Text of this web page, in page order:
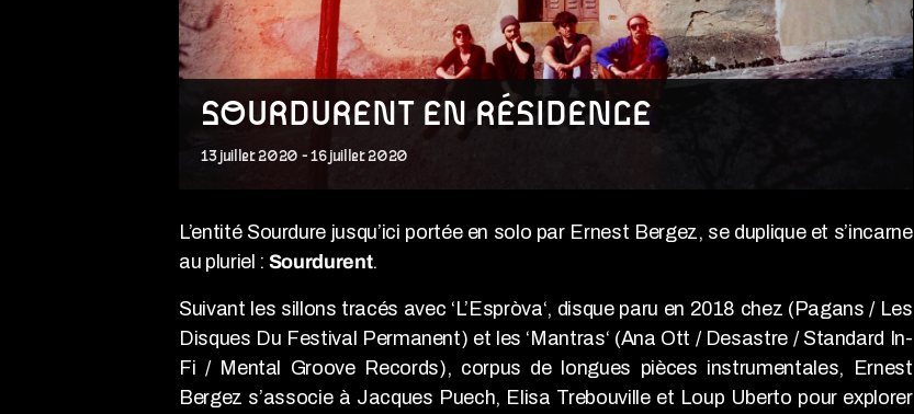
SOURDURENT EN RÉSIDENCE
13 juillet2020 -16 juillet2020
L’entité Sourdure jusqu’ici portée en solo par Ernest Bergez, se duplique et s’incarne
au pluriel : Sourdurent.
Suivant les sillons tracés avec ‘L’Espròva‘, disque paru en 2018 chez (Pagans / Les
Disques Du Festival Permanent) et les ‘Mantras‘ (Ana Ott / Desastre / Standard In-
Fi / Mental Groove Records), corpus de longues pièces instrumentales, Ernest
Bergez s’associe à Jacques Puech, Elisa Trebouville et Loup Uberto pour explorer